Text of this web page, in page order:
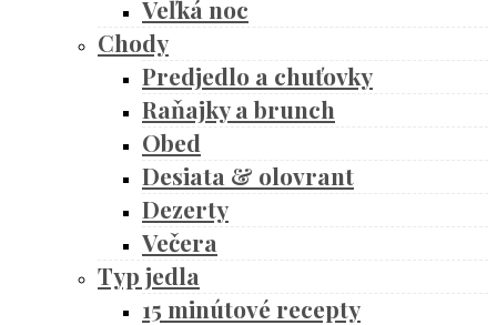
Veľká noc
Chody
Predjedlo a chuťovky
Raňajky a brunch
Obed
Desiata & olovrant
Dezerty
Večera
Typ jedla
15 minútové recepty